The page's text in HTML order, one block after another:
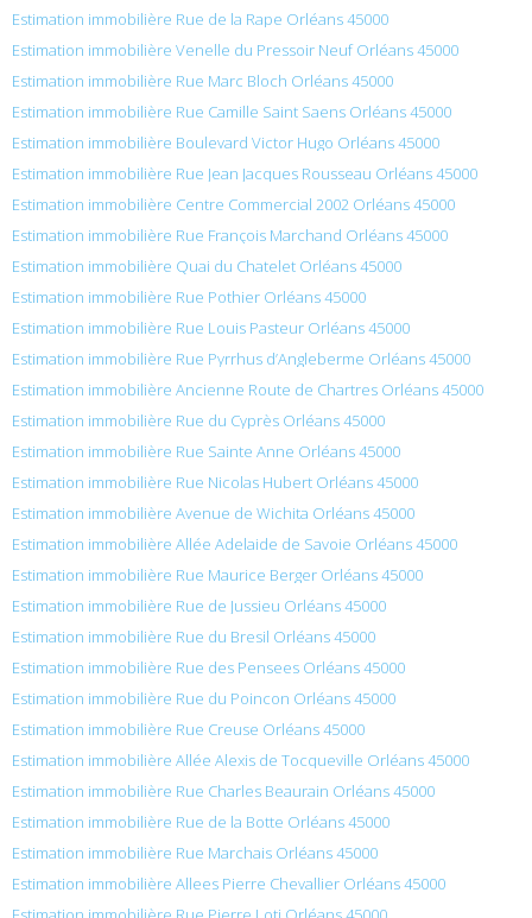
Estimation immobilière Rue de la Rape Orléans 45000
Estimation immobilière Venelle du Pressoir Neuf Orléans 45000
Estimation immobilière Rue Marc Bloch Orléans 45000
Estimation immobilière Rue Camille Saint Saens Orléans 45000
Estimation immobilière Boulevard Victor Hugo Orléans 45000
Estimation immobilière Rue Jean Jacques Rousseau Orléans 45000
Estimation immobilière Centre Commercial 2002 Orléans 45000
Estimation immobilière Rue François Marchand Orléans 45000
Estimation immobilière Quai du Chatelet Orléans 45000
Estimation immobilière Rue Pothier Orléans 45000
Estimation immobilière Rue Louis Pasteur Orléans 45000
Estimation immobilière Rue Pyrrhus d’Angleberme Orléans 45000
Estimation immobilière Ancienne Route de Chartres Orléans 45000
Estimation immobilière Rue du Cyprès Orléans 45000
Estimation immobilière Rue Sainte Anne Orléans 45000
Estimation immobilière Rue Nicolas Hubert Orléans 45000
Estimation immobilière Avenue de Wichita Orléans 45000
Estimation immobilière Allée Adelaide de Savoie Orléans 45000
Estimation immobilière Rue Maurice Berger Orléans 45000
Estimation immobilière Rue de Jussieu Orléans 45000
Estimation immobilière Rue du Bresil Orléans 45000
Estimation immobilière Rue des Pensees Orléans 45000
Estimation immobilière Rue du Poincon Orléans 45000
Estimation immobilière Rue Creuse Orléans 45000
Estimation immobilière Allée Alexis de Tocqueville Orléans 45000
Estimation immobilière Rue Charles Beaurain Orléans 45000
Estimation immobilière Rue de la Botte Orléans 45000
Estimation immobilière Rue Marchais Orléans 45000
Estimation immobilière Allees Pierre Chevallier Orléans 45000